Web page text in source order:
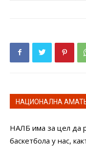
НАЦИОНАЛНА
НАЛБ има за цел да
баскетбола у нас,